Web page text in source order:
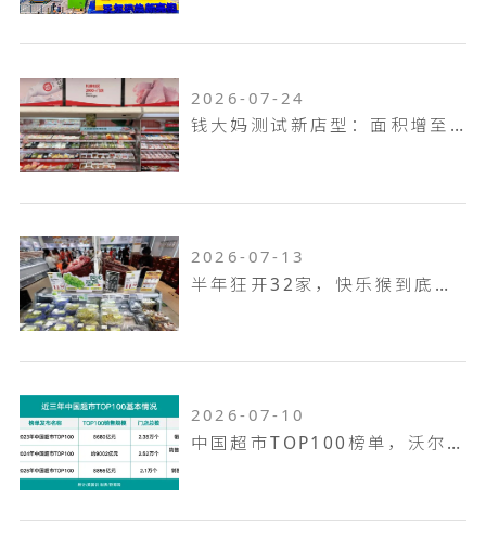
2026-07-24
钱大妈测试新店型：面积增至100平米，扩充熟食烘焙品类，放大自有品牌
2026-07-13
半年狂开32家，快乐猴到底是家什么样的门店
2026-07-10
中国超市TOP100榜单，沃尔玛何以越跑越远